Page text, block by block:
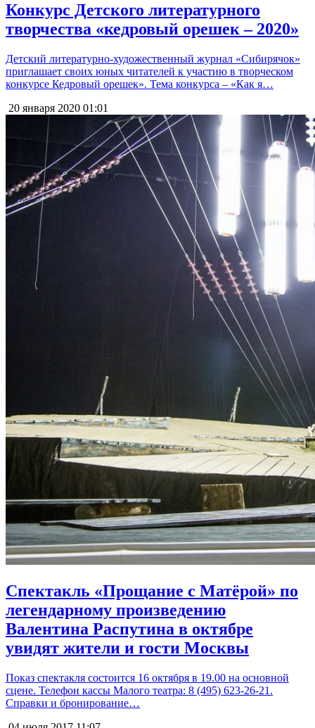
Конкурс Детского литературного
творчества «кедровый орешек – 2020»
Детский литературно-художественный журнал «Сибирячок»
приглашает своих юных читателей к участию в творческом
конкурсе Кедровый орешек». Тема конкурса – «Как я…
20 января 2020 01:01
Спектакль «Прощание с Матёрой» по
легендарному произведению
Валентина Распутина в октябре
увидят жители и гости Москвы
Показ спектакля состоится 16 октября в 19.00 на основной
сцене. Телефон кассы Малого театра: 8 (495) 623-26-21.
Справки и бронирование…